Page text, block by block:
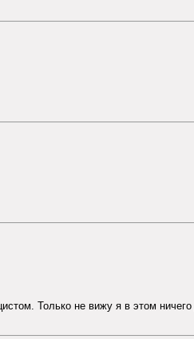
Только не вижу я в этом